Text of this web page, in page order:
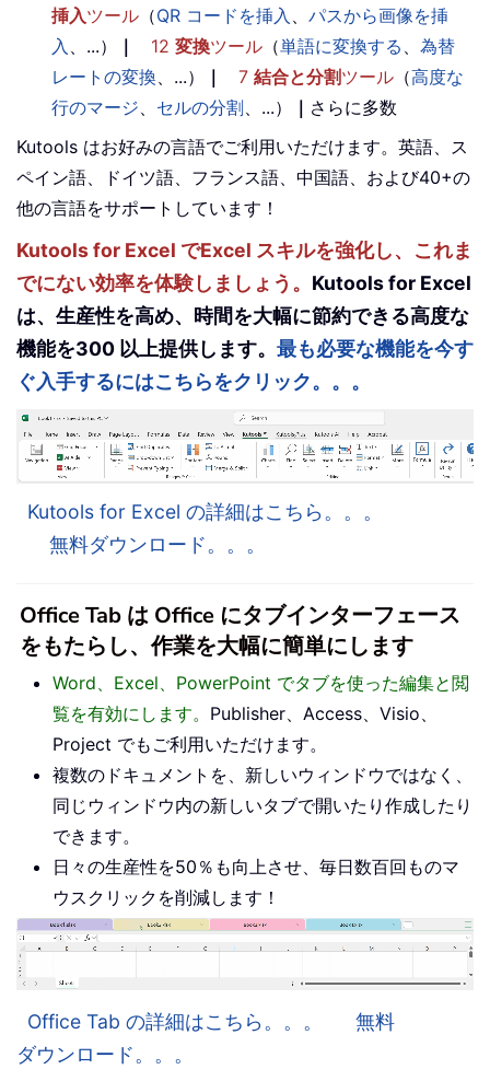
挿入ツール （QR コードを挿入 、 パスから画像を挿
入 、...） ｜ 12 変換ツール （単語に変換する 、 為替
レートの変換、...） ｜ 7 結合と分割ツール （高度な
行のマージ、 セルの分割、...） ｜ さらに多数
Kutools はお好みの言語でご利用いただけます。英語、ス
ペイン語、ドイツ語、フランス語、中国語、および40+の
他の言語をサポートしています！
Kutools for Excel でExcel スキルを強化し、これま
でにない効率を体験しましょう。 Kutools for Excel
は、生産性を高め、時間を大幅に節約できる高度な
機能を300 以上提供します。 最も必要な機能を今す
ぐ入手するにはこちらをクリック。。。
Kutools for Excel の詳細はこちら。。。
無料ダウンロード。。。
Office Tab は Office にタブインターフェース
をもたらし、作業を大幅に簡単にします
Word、Excel、PowerPoint でタブを使った編集と閲
覧を有効にします。 Publisher、Access、Visio、
Project でもご利用いただけます。
複数のドキュメントを、新しいウィンドウではなく、
同じウィンドウ内の新しいタブで開いたり作成したり
できます。
日々の生産性を50％も向上させ、毎日数百回ものマ
ウスクリックを削減します！
Office Tab の詳細はこちら。。。
無料
ダウンロード。。。